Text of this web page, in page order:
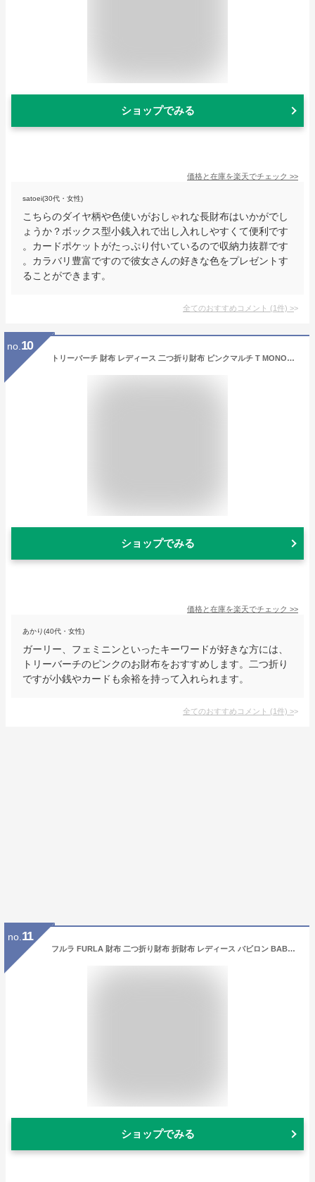
ショップでみる
価格と在庫を楽天でチェック >>
satoei(30代・女性)
こちらのダイヤ柄や色使いがおしゃれな長財布はいかがでし
ょうか？ボックス型小銭入れで出し入れしやすくて便利です
。カードポケットがたっぷり付いているので収納力抜群です
。カラバリ豊富ですので彼女さんの好きな色をプレゼントす
ることができます。
全てのおすすめコメント (1件) >
no. 10
トリーバーチ 財布 レディース 二つ折り財布 ピンクマルチ T MONOGRAM CONTRAST EMBOSSED BI-FOLD WALLET 146179-650 TORY BURCH
ショップでみる
価格と在庫を楽天でチェック >>
あかり(40代・女性)
ガーリー、フェミニンといったキーワードが好きな方には、
トリーバーチのピンクのお財布をおすすめします。二つ折り
ですが小銭やカードも余裕を持って入れられます。
全てのおすすめコメント (1件) >
no. 11
フルラ FURLA 財布 二つ折り財布 折財布 レディース バビロン BABYLON サフィアーノレザー カーフレザー 本革 ブラック レッド ロゴ ブランド ミニ財布 furla-sw1 pcy8uno-b3 pdf7aco-ar
ショップでみる